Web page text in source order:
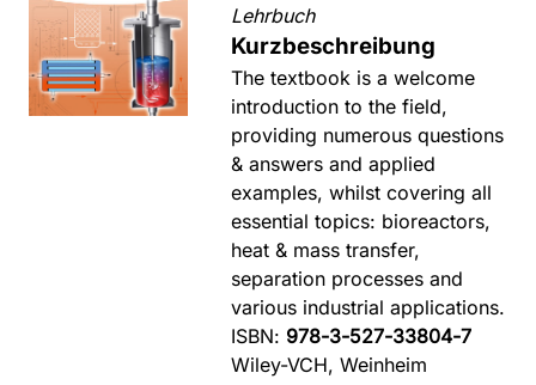
Lehrbuch
Kurzbeschreibung
The textbook is a welcome
introduction to the field,
providing numerous questions
& answers and applied
examples, whilst covering all
essential topics: bioreactors,
heat & mass transfer,
separation processes and
various industrial applications.
ISBN: 978-3-527-33804-7
Wiley-VCH, Weinheim